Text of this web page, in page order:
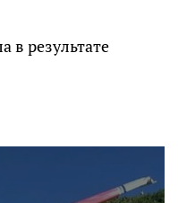
в результате